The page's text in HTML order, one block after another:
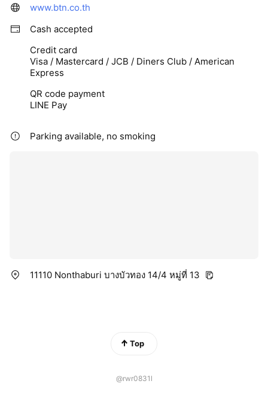
www.btn.co.th
Cash accepted
Credit card
Visa / Mastercard / JCB / Diners Club / American
Express
QR code payment
LINE Pay
Parking available, no smoking
11110 Nonthaburi บางบัวทอง 14/4 หมู่ที่ 13
Top
@rwr0831l